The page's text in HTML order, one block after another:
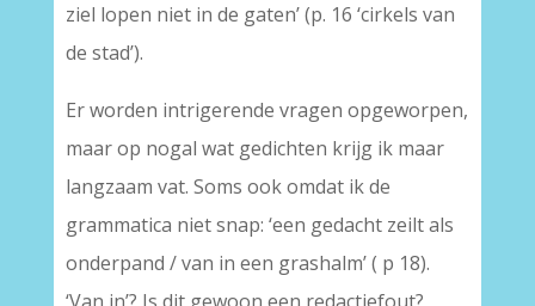
ziel lopen niet in de gaten’ (p. 16 ‘cirkels van
de stad’).
Er worden intrigerende vragen opgeworpen,
maar op nogal wat gedichten krijg ik maar
langzaam vat. Soms ook omdat ik de
grammatica niet snap: ‘een gedacht zeilt als
onderpand / van in een grashalm’ ( p 18).